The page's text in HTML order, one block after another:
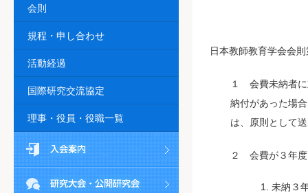
日本教師教育学会会
１ 会費未納者に
納付があった場
は、原則として
２ 会費が３年度
未納３
会則
規程・申し合わせ
活動経過
国際研究交流協定
理事・役員・役職一覧